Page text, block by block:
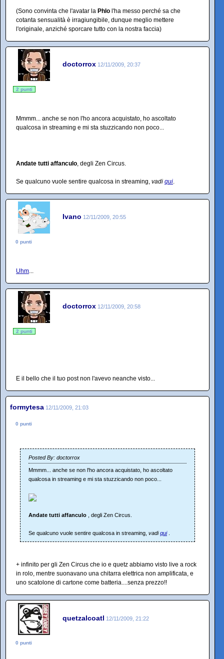
(Sono convinta che l'avatar la Phlo l'ha messo perché sa che
cotanta sensualità è irragiungibile, dunque meglio mettere
l'originale, anziché sporcare tutto con la nostra faccia)
doctorrox 12/11/2009, 20:37
2 punti
Mmmm... anche se non l'ho ancora acquistato, ho ascoltato
qualcosa in streaming e mi sta stuzzicando non poco...
Andate tutti affanculo, degli Zen Circus.
Se qualcuno vuole sentire qualcosa in streaming, vadi qui.
Ivano 12/11/2009, 20:55
0 punti
Uhm...
doctorrox 12/11/2009, 20:58
2 punti
E il bello che il tuo post non l'avevo neanche visto...
formytesa 12/11/2009, 21:03
0 punti
Posted By: doctorrox
Mmmm... anche se non l'ho ancora acquistato, ho ascoltato
qualcosa in streaming e mi sta stuzzicando non poco...
Andate tutti affanculo , degli Zen Circus.
Se qualcuno vuole sentire qualcosa in streaming, vadiqui.
+ infinito per gli Zen Circus che io e quetz abbiamo visto live a rock
in rolo, mentre suonavano una chitarra elettrica non amplificata, e
uno scatolone di cartone come batteria....senza prezzo!!
quetzalcoatl 12/11/2009, 21:22
0 punti